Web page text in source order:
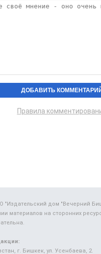
Правила
"Издательский дом "Вечерний
материалов на сторонних
г. Бишкек, ул. Усенбаева, 2.